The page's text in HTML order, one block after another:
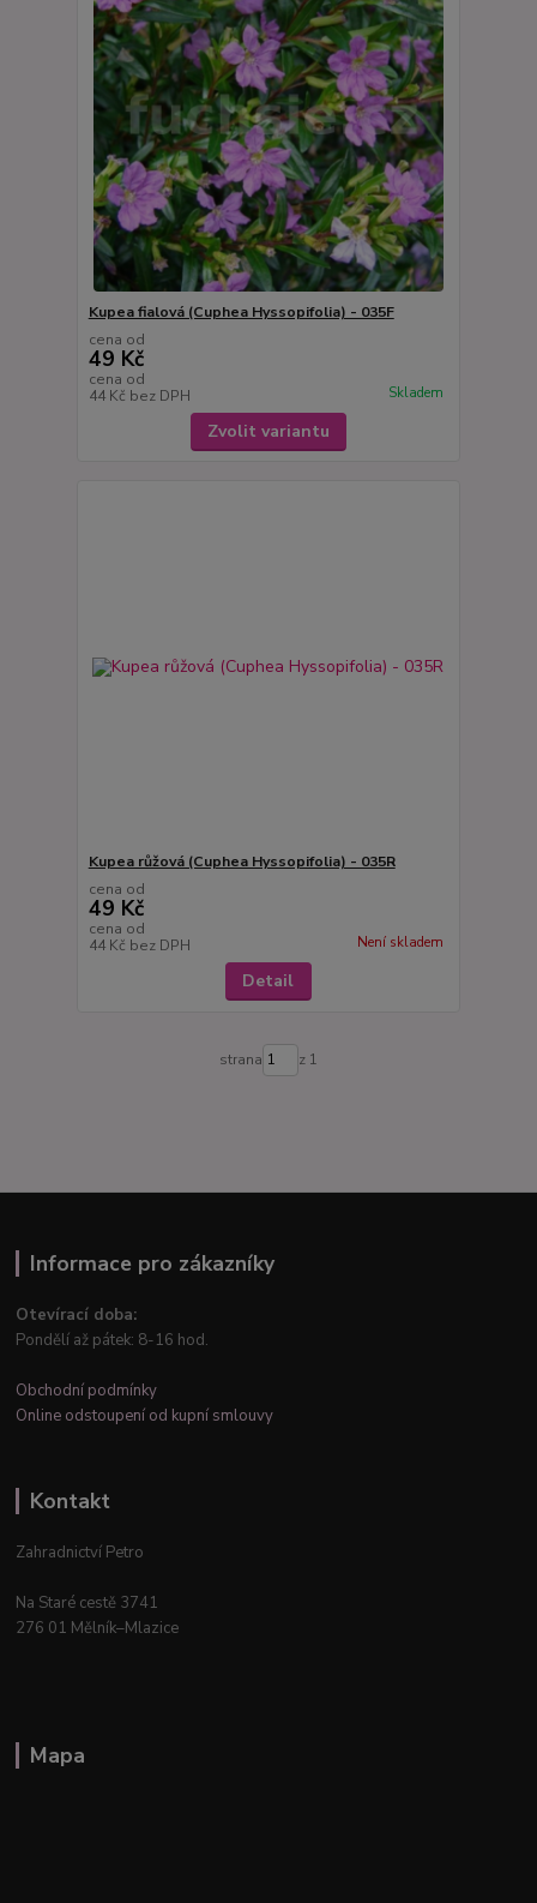
Kupea fialová (Cuphea Hyssopifolia) - 035F
cena od
49 Kč
cena od
44 Kč bez DPH Skladem
Zvolit variantu
Kupea růžová (Cuphea Hyssopifolia) - 035R
cena od
49 Kč
cena od
44 Kč bez DPH Není skladem
Detail
strana z 1
Informace pro zákazníky
Otevírací doba:
Pondělí až pátek: 8-16 hod.
Obchodní podmínky
Online odstoupení od kupní smlouvy
Kontakt
Zahradnictví Petro
Na Staré cestě 3741
276 01 Mělník–Mlazice
Mapa